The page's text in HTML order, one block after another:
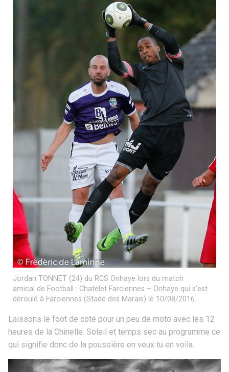
Jordan TONNET (24) du RCS Onhaye lors du match
amical de Football : Chatelet Farciennes – Onhaye qui s’est
déroulé à Farciennes (Stade des Marais) le 10/08/2016.
Laissons le foot de coté pour un peu de moto avec les 12
heures de la Chinelle. Soleil et temps sec au programme ce
qui signifie donc de la poussière en veux tu en voila.